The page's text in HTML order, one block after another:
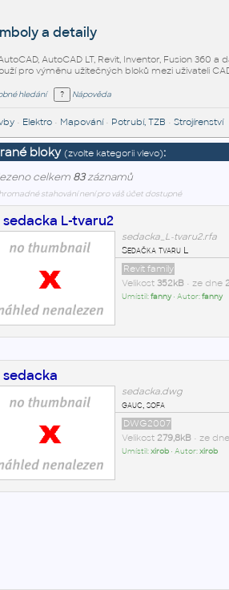
a detaily
AutoCAD LT, Revit, Inventor, Fusion 360
pro výměnu užitečných bloků mezi uživateli
hledání Nápověda
• Elektro• Mapování• Potrubí, TZB • Strojírenství
bloky (zvolte kategorii vlevo):
celkem 83záznamů
hromadné stahování není pro váš účet dostupné
sedacka L-tvaru2
sedacka_L-tvaru2.rfa
Sedačka tvaru L
Revit family
Velikost 352kB• ze dne
Umístil:fanny• Autor:fanny
sedacka
sedacka.dwg
gauc, sofa
DWG2007
Velikost 279,8kB• ze dne
Umístil:xirob• Autor:xirob